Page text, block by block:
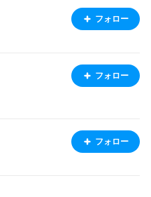
フォロー
フォロー
フォロー